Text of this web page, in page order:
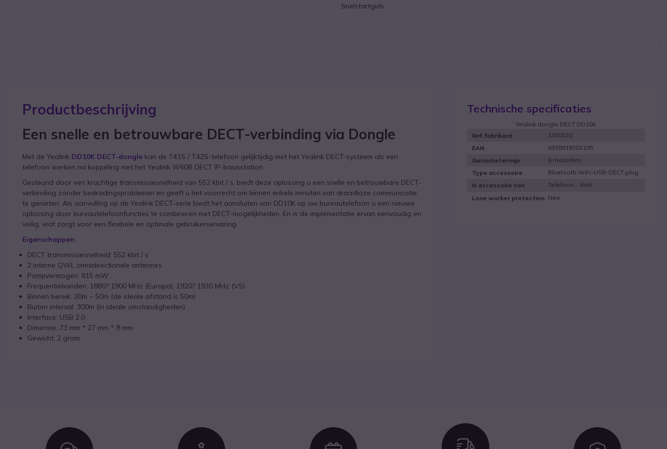
Snelstartgids
Productbeschrijving
Een snelle en betrouwbare DECT-verbinding via Dongle
Met de Yealink DD10K DECT-dongle kan de T41S / T42S-telefoon gelijktijdig met het Yealink DECT-systeem als een
telefoon werken na koppeling met het Yealink W60B DECT IP-basisstation.
Gesteund door een krachtige transmissiesnelheid van 552 kbit / s, biedt deze oplossing u een snelle en betrouwbare DECT-
verbinding zonder bedradingsproblemen en geeft u het voorrecht om binnen enkele minuten van draadloze communicatie
te genieten. Als aanvulling op de Yealink DECT-serie biedt het aansluiten van DD10K op uw bureautelefoon u een nieuwe
oplossing door bureautelefoonfuncties te combineren met DECT-mogelijkheden. En is de implementatie ervan eenvoudig en
veilig, wat zorgt voor een flexibele en optimale gebruikerservaring.
Eigenschappen:
DECT transmissiesnelheid: 552 kbit / s
2 interne QWL omnidirectionele antennes
Pompvermogen: 815 mW
Frequentiebanden: 1880? 1900 MHz (Europa), 1920? 1930 MHz (VS)
Binnen bereik: 20m ~ 50m (de ideale afstand is 50m)
Buiten interval: 300m (in ideale omstandigheden)
Interface: USB 2.0
Dimensie: 73 mm * 27 mm * 8 mm
Gewicht: 2 gram
Technische specificaties
Yealink dongle DECT DD10K
Ref. fabrikant
1300020
EAN
6938818302105
Garantietermijn
6 maanden
Type accessoire
Bluetooth-WiFi-USB-DECT plug
Is accessoire van
Telefoon - Vast
Lone worker protection Nee